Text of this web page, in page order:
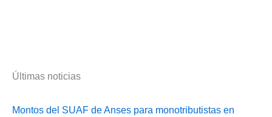
Últimas noticias
Montos del SUAF de Anses para monotributistas en